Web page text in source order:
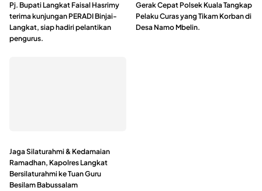
Pj. Bupati Langkat Faisal Hasrimy
terima kunjungan PERADI Binjai-
Langkat, siap hadiri pelantikan
pengurus.
Gerak Cepat Polsek Kuala Tangkap
Pelaku Curas yang Tikam Korban di
Desa Namo Mbelin.
Jaga Silaturahmi & Kedamaian
Ramadhan, Kapolres Langkat
Bersilaturahmi ke Tuan Guru
Besilam Babussalam